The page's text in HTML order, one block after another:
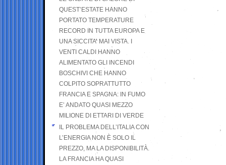
QUEST’ESTATE HANNO
PORTATO TEMPERATURE
RECORD IN TUTTA EUROPA E
UNA SICCITA’ MAI VISTA. I
VENTI CALDI HANNO
ALIMENTATO GLI INCENDI
BOSCHIVI CHE HANNO
COLPITO SOPRATTUTTO
FRANCIA E SPAGNA: IN FUMO
E’ ANDATO QUASI MEZZO
MILIONE DI ETTARI DI VERDE
IL PROBLEMA DELL’ITALIA CON
L’ENERGIA NON È SOLO IL
PREZZO, MA LA DISPONIBILITÀ.
LA FRANCIA HA QUASI